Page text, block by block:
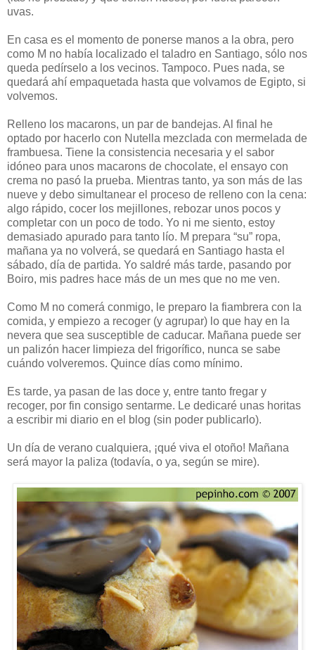
uvas.
En casa es el momento de ponerse manos a la obra, pero
como M no había localizado el taladro en Santiago, sólo nos
queda pedírselo a los vecinos. Tampoco. Pues nada, se
quedará ahí empaquetada hasta que volvamos de Egipto, si
volvemos.
Relleno los macarons, un par de bandejas. Al final he
optado por hacerlo con Nutella mezclada con mermelada de
frambuesa. Tiene la consistencia necesaria y el sabor
idóneo para unos macarons de chocolate, el ensayo con
crema no pasó la prueba. Mientras tanto, ya son más de las
nueve y debo simultanear el proceso de relleno con la cena:
algo rápido, cocer los mejillones, rebozar unos pocos y
completar con un poco de todo. Yo ni me siento, estoy
demasiado apurado para tanto lío. M prepara “su” ropa,
mañana ya no volverá, se quedará en Santiago hasta el
sábado, día de partida. Yo saldré más tarde, pasando por
Boiro, mis padres hace más de un mes que no me ven.
Como M no comerá conmigo, le preparo la fiambrera con la
comida, y empiezo a recoger (y agrupar) lo que hay en la
nevera que sea susceptible de caducar. Mañana puede ser
un palizón hacer limpieza del frigorífico, nunca se sabe
cuándo volveremos. Quince días como mínimo.
Es tarde, ya pasan de las doce y, entre tanto fregar y
recoger, por fin consigo sentarme. Le dedicaré unas horitas
a escribir mi diario en el blog (sin poder publicarlo).
Un día de verano cualquiera, ¡qué viva el otoño! Mañana
será mayor la paliza (todavía, o ya, según se mire).